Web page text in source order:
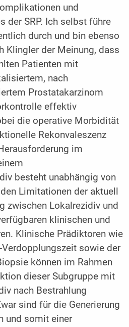
und
der SRP. Ich selbst führe
durch und bin ebenso
Klingler der Meinung, dass
Patienten mit
nach
Prostatakarzinom
effektiv
die operative Morbidität
Rekonvaleszenz
im
besteht unabhängig von
Limitationen der aktuell
zwischen Lokalrezidiv und
klinischen und
Klinische Prädiktoren wie
Verdopplungszeit sowie der
können im Rahmen
dieser Subgruppe mit
nach Bestrahlung
sind für die Generierung
und somit einer